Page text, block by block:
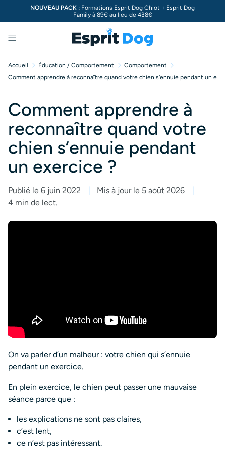
NOUVEAU PACK : Formations Esprit Dog Chiot + Esprit Dog
Family à 89€ au lieu de438€
Menu
Accueil Éducation / Comportement
Comportement
Comment apprendre à reconnaître quand votre chien s’ennuie pendant un
Comment apprendre à
reconnaître quand votre
chien s’ennuie pendant
un exercice ?
Publié le 6 juin 2022
Mis à jour le 5 août 2026
4 min de lect.
On va parler d’un malheur : votre chien qui s’ennuie
pendant un exercice.
En plein exercice, le chien peut passer une mauvaise
séance parce que :
les explications ne sont pas claires,
c’est lent,
ce n’est pas intéressant.